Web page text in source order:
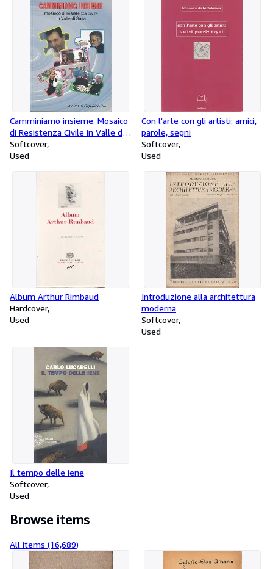
Camminiamo insieme. Mosaico
di Resistenza Civile in Valle di
Susa
Softcover
Used
Con l'arte con gli artisti: amici,
parole, segni
Softcover
Used
Album Arthur Rimbaud
Hardcover
Used
Introduzione alla architettura
moderna
Softcover
Used
Il tempo delle iene
Softcover
Used
Browse items
All items (16,689)